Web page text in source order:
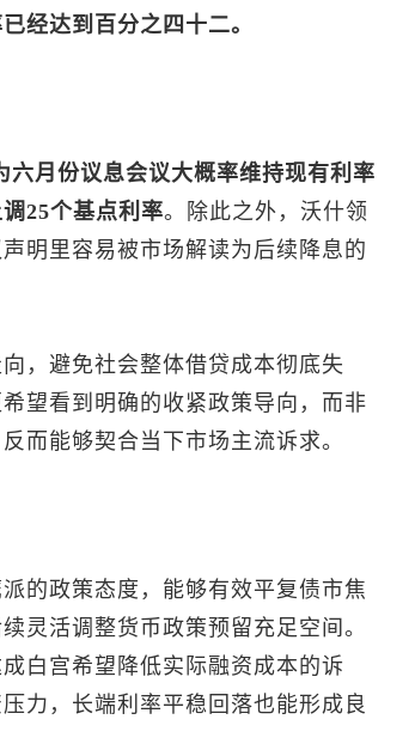
经达到百分之四十二。
六月份议息会议大概率维持现有利率
25个基点利率。除此之外，沃什领
明里容易被市场解读为后续降息的
，避免社会整体借贷成本彻底失
望看到明确的收紧政策导向，而非
而能够契合当下市场主流诉求。
的政策态度，能够有效平复债市焦
灵活调整货币政策预留充足空间。
白宫希望降低实际融资成本的诉
力，长端利率平稳回落也能形成良